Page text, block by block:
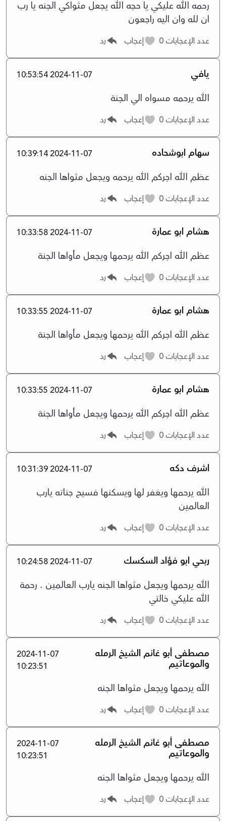
رحمه الله عليكي يا حجه الله يجعل مثواكي الجنه يا رب
ان لله وان اليه راجعون
عدد الإعجابات إعجاب رد
يافي 2024-11-07 10:53:54
الله يرحمه مسواه الي الجنة
عدد الإعجابات إعجاب رد
سهام ابوشحاده 2024-11-07 10:39:14
عظم الله اجركم الله يرحمه ويجعل مثواها الجنه
عدد الإعجابات إعجاب رد
هشام ابو عمارة 2024-11-07 10:33:58
عظم الله اجركم الله يرحمها ويجعل مأواها الجنة
عدد الإعجابات إعجاب رد
هشام ابو عمارة 2024-11-07 10:33:55
عظم الله اجركم الله يرحمها ويجعل مأواها الجنة
عدد الإعجابات إعجاب رد
هشام ابو عمارة 2024-11-07 10:33:55
عظم الله اجركم الله يرحمها ويجعل مأواها الجنة
عدد الإعجابات إعجاب رد
اشرف دكه 2024-11-07 10:31:39
الله يرحمها ويغفر لها ويسكنها فسيح جناته يارب
العالمين
عدد الإعجابات إعجاب رد
ربحي ابو فؤاد السكسك 2024-11-07 10:24:58
الله يرحمها ويجعل مثواها الجنه يارب العالمين . رحمة
الله عليكي خالتي
عدد الإعجابات إعجاب رد
مصطفى أبو غانم الشيخ الرمله
والموعاتيم
2024-11-07
10:23:51
الله يرحمها ويجعل مثواها الجنه
عدد الإعجابات إعجاب رد
مصطفى أبو غانم الشيخ الرمله
والموعاتيم
2024-11-07
10:23:51
الله يرحمها ويجعل مثواها الجنه
عدد الإعجابات إعجاب رد